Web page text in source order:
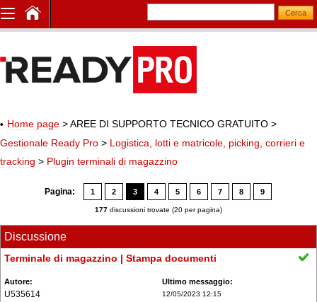
Home page > AREE DI SUPPORTO TECNICO GRATUITO >
Gestionale Ready Pro > Logistica, lotti e matricole, picking, corrieri e
tracking > Plugin terminali di magazzino
Pagina: 1 2 3 4 5 6 7 8 9
177 discussioni trovate (20 per pagina)
Discussione
Terminale di magazzino | Stampa documenti
U535614 12/05/2023 12:15